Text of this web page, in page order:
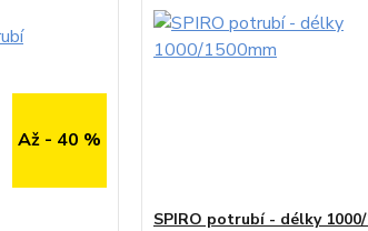
Až - 40 %
SPIRO potrubí - délky 1000/